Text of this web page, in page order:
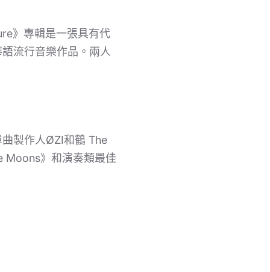
》專輯是一張具有代
流行音樂作品。兩人
曲製作人ØZI和鶴 The
Moons》和演奏類最佳